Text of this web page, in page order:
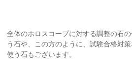
全体のホロスコープに対する調整の石
う石や、この方のように、試験合格対
使う石もございます。